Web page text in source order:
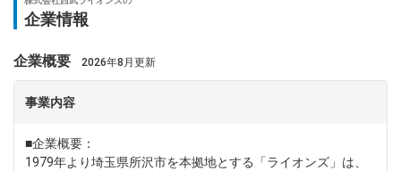
知りたい・聞きたい
専門サイト
dodaチャットサポート
対応時間：10:00～22:00(日曜・年末年始を除く)
企業情報
企業概要 2026年8月更新
事業内容
■企業概要：
1979年より埼玉県所沢市を本拠地とする「ライオンズ」は、